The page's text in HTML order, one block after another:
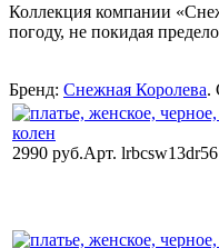
Коллекция компании
погоду, не покидая
Бренд: Снежная Королева.
2990 руб.Арт. lrbcsw13dr56